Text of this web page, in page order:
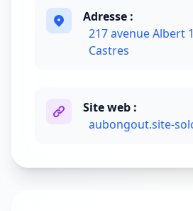
Adresse :
217 avenue Albert
Castres
Site web :
aubongout.site-